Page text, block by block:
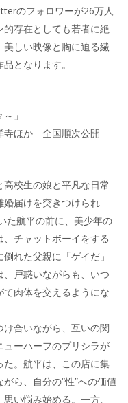
のフォロワーが26万人
存在としても若者に絶
しい映像と胸に迫る繊
となります。
」
寺ほか 全国順次公開
校生の娘と平凡な日常
婚届けを突きつけられ
た航平の前に、美少年の
チャットボーイをする
れた父親に「ゲイだ」
戸惑いながらも、いつ
肉体を交えるようにな
合いながら、互いの関
ーハーフのプリシラが
。航平は、この店に集
ら、自分の“性”への価値
い悩み始める。一方、